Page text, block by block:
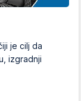
je cilj da
izgradnji